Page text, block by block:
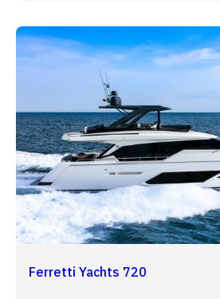
Ferretti Yachts 720